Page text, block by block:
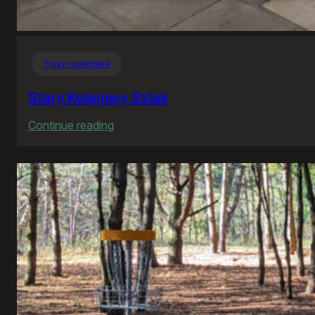
Trasy rowerowe
Stary Kolejowy Szlak
Continue reading
Kolejowy
Szlak